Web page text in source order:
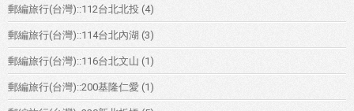
郵編旅行(台灣)::112台北北投 (4)
郵編旅行(台灣)::114台北內湖 (3)
郵編旅行(台灣)::116台北文山 (1)
郵編旅行(台灣)::200基隆仁愛 (1)